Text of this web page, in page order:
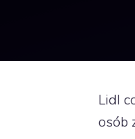
Lidl
osób